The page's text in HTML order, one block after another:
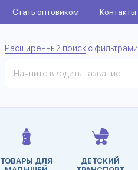
Стать оптовиком Контакты
Расширенный поиск с фильтрами
ТОВАРЫ ДЛЯ
ДЕТСКИЙ